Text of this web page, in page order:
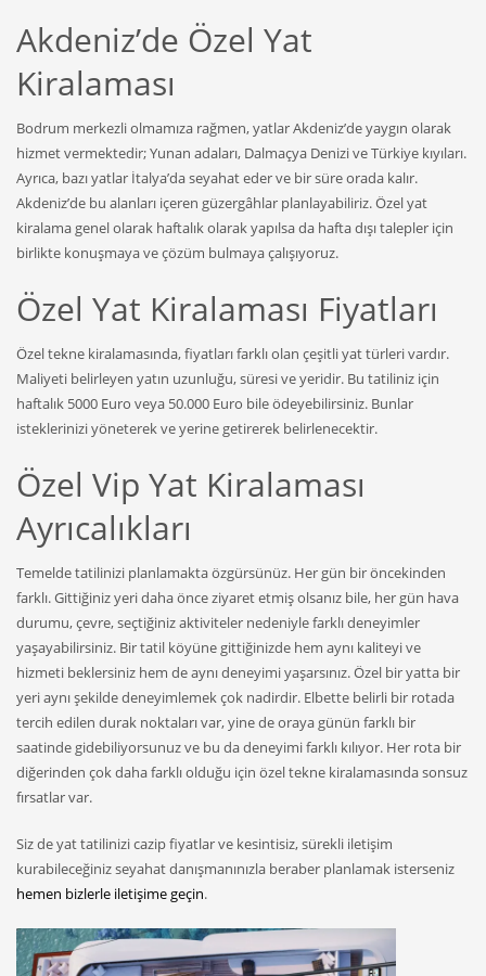
Akdeniz’de Özel Yat
Kiralaması
Bodrum merkezli olmamıza rağmen, yatlar Akdeniz’de yaygın olarak
hizmet vermektedir; Yunan adaları, Dalmaçya Denizi ve Türkiye kıyıları.
Ayrıca, bazı yatlar İtalya’da seyahat eder ve bir süre orada kalır.
Akdeniz’de bu alanları içeren güzergâhlar planlayabiliriz. Özel yat
kiralama genel olarak haftalık olarak yapılsa da hafta dışı talepler için
birlikte konuşmaya ve çözüm bulmaya çalışıyoruz.
Özel Yat Kiralaması Fiyatları
Özel tekne kiralamasında, fiyatları farklı olan çeşitli yat türleri vardır.
Maliyeti belirleyen yatın uzunluğu, süresi ve yeridir. Bu tatiliniz için
haftalık 5000 Euro veya 50.000 Euro bile ödeyebilirsiniz. Bunlar
isteklerinizi yöneterek ve yerine getirerek belirlenecektir.
Özel Vip Yat Kiralaması
Ayrıcalıkları
Temelde tatilinizi planlamakta özgürsünüz. Her gün bir öncekinden
farklı. Gittiğiniz yeri daha önce ziyaret etmiş olsanız bile, her gün hava
durumu, çevre, seçtiğiniz aktiviteler nedeniyle farklı deneyimler
yaşayabilirsiniz. Bir tatil köyüne gittiğinizde hem aynı kaliteyi ve
hizmeti beklersiniz hem de aynı deneyimi yaşarsınız. Özel bir yatta bir
yeri aynı şekilde deneyimlemek çok nadirdir. Elbette belirli bir rotada
tercih edilen durak noktaları var, yine de oraya günün farklı bir
saatinde gidebiliyorsunuz ve bu da deneyimi farklı kılıyor. Her rota bir
diğerinden çok daha farklı olduğu için özel tekne kiralamasında sonsuz
fırsatlar var.
Siz de yat tatilinizi cazip fiyatlar ve kesintisiz, sürekli iletişim
kurabileceğiniz seyahat danışmanınızla beraber planlamak isterseniz
hemen bizlerle iletişime geçin.